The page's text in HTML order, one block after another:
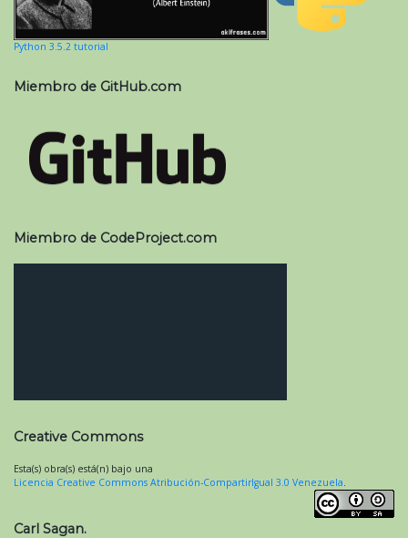
Python 3.5.2 tutorial
Miembro de GitHub.com
Miembro de CodeProject.com
Creative Commons
Esta(s) obra(s) está(n) bajo una
Licencia Creative Commons Atribución-CompartirIgual 3.0 Venezuela.
Carl Sagan.